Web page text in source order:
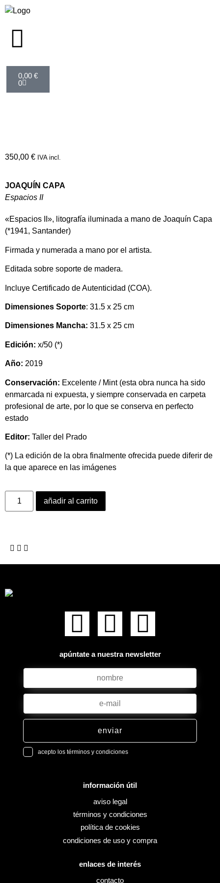
0,00 €
0
350,00 € IVA incl.
JOAQUÍN CAPA
Espacios II
«Espacios II», litografía iluminada a mano de Joaquín Capa
(*1941, Santander)
Firmada y numerada a mano por el artista.
Editada sobre soporte de madera.
Incluye Certificado de Autenticidad (COA).
Dimensiones Soporte: 31.5 x 25 cm
Dimensiones Mancha: 31.5 x 25 cm
Edición: x/50 (*)
Año: 2019
Conservación: Excelente / Mint (esta obra nunca ha sido
enmarcada ni expuesta, y siempre conservada en carpeta
profesional de arte, por lo que se conserva en perfecto
estado
Editor: Taller del Prado
(*) La edición de la obra finalmente ofrecida puede diferir de
la que aparece en las imágenes
añadir al carrito
apúntate a nuestra newsletter
acepto los términos y condiciones
enviar
información útil
aviso legal
términos y condiciones
política de cookies
condiciones de uso y compra
enlaces de interés
contacto